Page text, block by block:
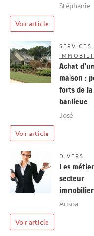
Stéphanie
Voir article
SERVICES
Achat
maison :
forts de la
banlieue
José
Voir article
DIVERS
Les
secteur
immobilier
Arisoa
Voir article